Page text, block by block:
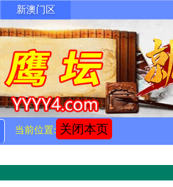
新澳门区
当前位置: 关闭本页